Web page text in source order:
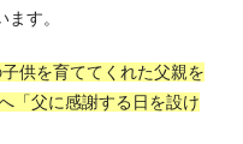
す。
供を育ててくれた父親を
「父に感謝する日を設け